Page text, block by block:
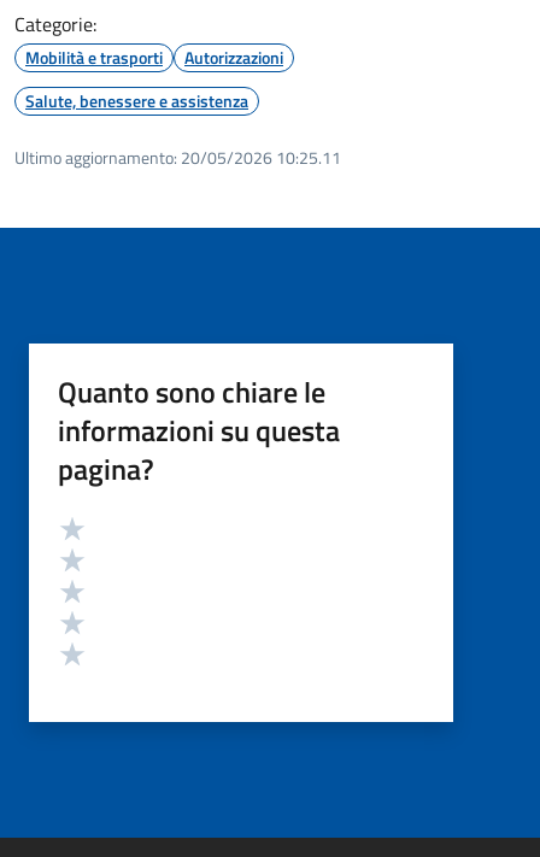
Categorie:
Mobilità e trasporti
Autorizzazioni
Salute, benessere e assistenza
Ultimo aggiornamento: 20/05/2026 10:25.11
Quanto sono chiare le
informazioni su questa
pagina?
Valutazione